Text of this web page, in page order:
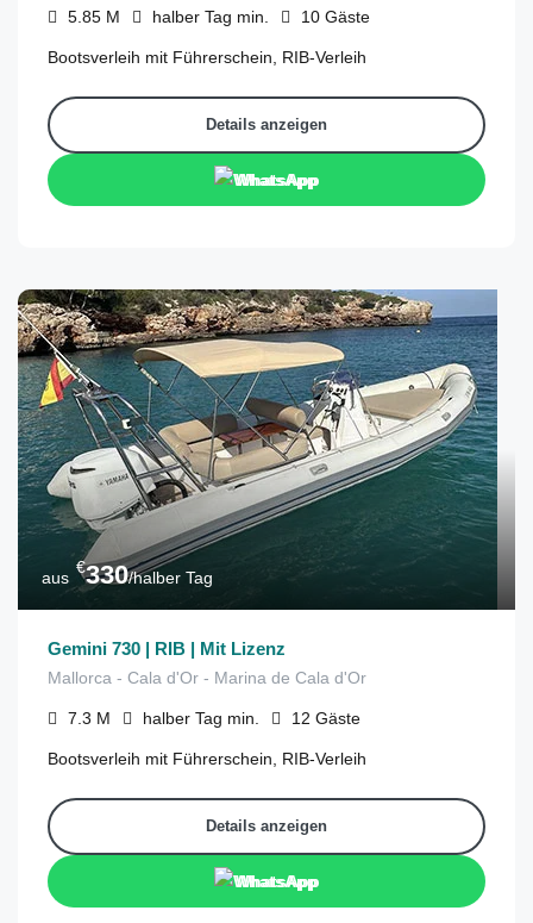
5.85 M halber Tag min. 10 Gäste
Bootsverleih mit Führerschein, RIB-Verleih
Details anzeigen
WhatsApp
aus
€330/halber Tag
Gemini 730 | RIB | Mit Lizenz
Mallorca - Cala d'Or - Marina de Cala d'Or
7.3 M halber Tag min. 12 Gäste
Bootsverleih mit Führerschein, RIB-Verleih
Details anzeigen
WhatsApp